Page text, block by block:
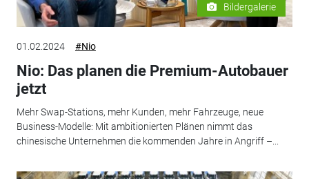
Bildergalerie
01.02.2024 #Nio
Nio: Das planen die Premium-Autobauer
jetzt
Mehr Swap-Stations, mehr Kunden, mehr Fahrzeuge, neue
Business-Modelle: Mit ambitionierten Plänen nimmt das
chinesische Unternehmen die kommenden Jahre in Angriff –...